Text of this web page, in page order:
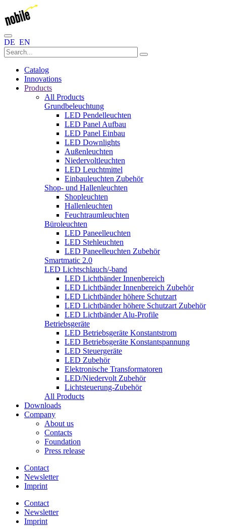
DE EN
Catalog
Innovations
Products
All Products
Grundbeleuchtung
LED Pendelleuchten
LED Panel Aufbau
LED Panel Einbau
LED Downlights
Außenleuchten
Niedervoltleuchten
LED Leuchtmittel
Einbauleuchten Zubehör
Shop- und Hallenleuchten
Shopleuchten
Hallenleuchten
Feuchtraumleuchten
Büroleuchten
LED Paneelleuchten
LED Stehleuchten
LED Paneelleuchten Zubehör
Smartmatic 2.0
LED Lichtschlauch/-band
LED Lichtbänder Innenbereich
LED Lichtbänder Innenbereich Zubehör
LED Lichtbänder höhere Schutzart
LED Lichtbänder höhere Schutzart Zubehör
LED Lichtbänder Alu-Profile
Betriebsgeräte
LED Betriebsgeräte Konstantstrom
LED Betriebsgeräte Konstantspannung
LED Steuergeräte
LED Zubehör
Elektronische Transformatoren
LED/Niedervolt Zubehör
Lichtsteuerung-Zubehör
All Products
Downloads
Company
About us
Contacts
Foundation
Press release
Contact
Newsletter
Imprint
Contact
Newsletter
Imprint